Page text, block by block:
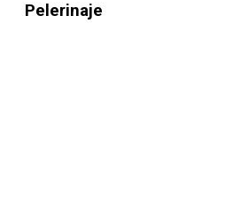
Pelerinaje